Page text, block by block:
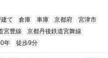
建て 倉庫 車庫 京都府
宮津市
宮豊線
京都丹後鉄道宮舞線
年 徒歩9分